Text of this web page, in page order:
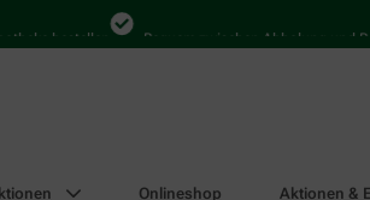
bestellen Bequem zwischen Abholung und
Onlineshop Aktionen &